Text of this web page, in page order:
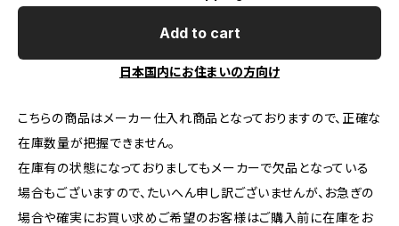
Add to cart
日本国内にお住まいの方向け
こちらの商品はメーカー仕入れ商品となっておりますので、正確な
在庫数量が把握できません。
在庫有の状態になっておりましてもメーカーで欠品となっている
場合もございますので、たいへん申し訳ございませんが、お急ぎの
場合や確実にお買い求めご希望のお客様はご購入前に在庫をお